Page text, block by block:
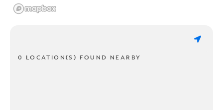
0 LOCATION(S) FOUND NEARBY